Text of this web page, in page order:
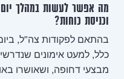
מה אפשר לעשות במהלך יום
וכניסת כוחות?
בהתאם לפקודות צה"ל,
כלל, למעט אימונים
מבצעי דחופה, ושאושרו